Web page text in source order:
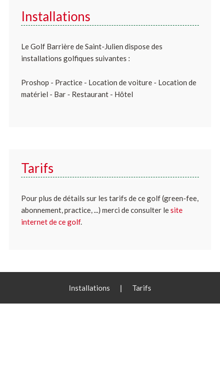
Installations
Le Golf Barrière de Saint-Julien dispose des
installations golfiques suivantes :
Proshop - Practice - Location de voiture - Location de
matériel - Bar - Restaurant - Hôtel
Tarifs
Pour plus de détails sur les tarifs de ce golf (green-fee,
abonnement, practice, ...) merci de consulter lesite
internet de ce golf.
Installations | Tarifs